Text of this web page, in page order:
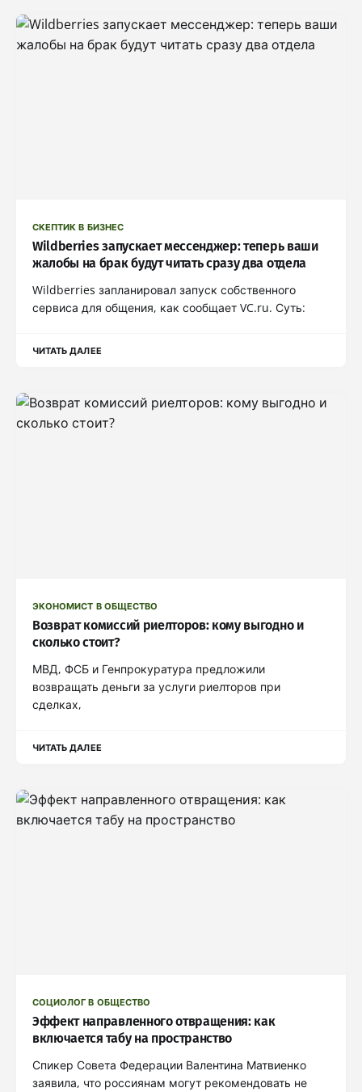
СКЕПТИК В БИЗНЕС
Wildberries запускает мессенджер: теперь ваши
жалобы на брак будут читать сразу два отдела
Wildberries запланировал запуск собственного
сервиса для общения, как сообщает VC.ru. Суть:
ЧИТАТЬ ДАЛЕЕ
ЭКОНОМИСТ В ОБЩЕСТВО
Возврат комиссий риелторов: кому выгодно и
сколько стоит?
МВД, ФСБ и Генпрокуратура предложили
возвращать деньги за услуги риелторов при
сделках,
ЧИТАТЬ ДАЛЕЕ
СОЦИОЛОГ В ОБЩЕСТВО
Эффект направленного отвращения: как
включается табу на пространство
Спикер Совета Федерации Валентина Матвиенко
заявила, что россиянам могут рекомендовать не